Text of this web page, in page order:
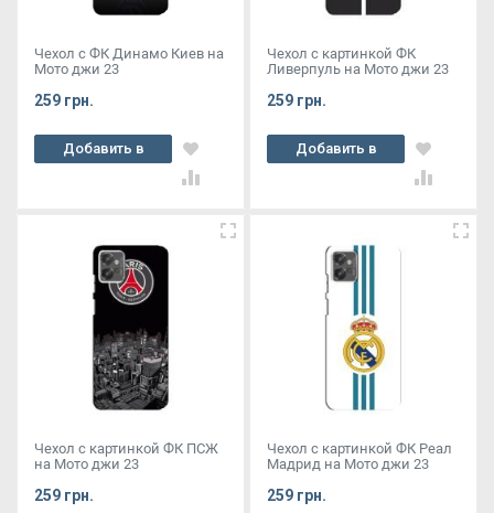
Чехол с ФК Динамо Киев на
Мото джи 23
259 грн.
Добавить в
корзину
Чехол с картинкой ФК
Ливерпуль на Мото джи 23
259 грн.
Добавить в
корзину
Чехол с картинкой ФК ПСЖ
на Мото джи 23
259 грн.
Чехол с картинкой ФК Реал
Мадрид на Мото джи 23
259 грн.